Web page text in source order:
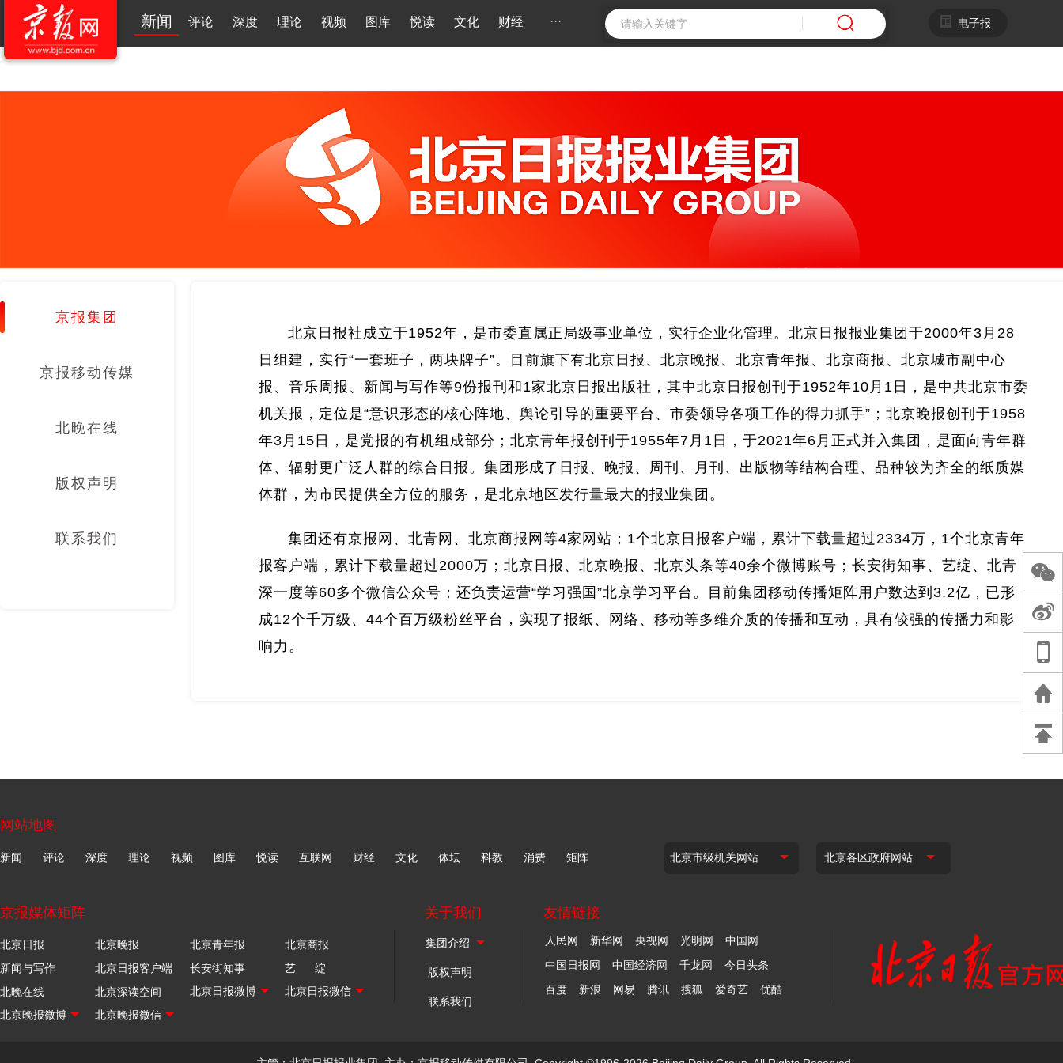
新闻 评论 深度 理论 视频 图库 悦读 文化 财经 ··· 电子报
京报集团
京报移动传媒
北晚在线
版权声明
联系我们
北京日报社成立于1952年，是市委直属正局级事业单位，实行企业化管理。北京日报报业集团于2000年3月28
日组建，实行“一套班子，两块牌子”。目前旗下有北京日报、北京晚报、北京青年报、北京商报、北京城市副中心
报、音乐周报、新闻与写作等9份报刊和1家北京日报出版社，其中北京日报创刊于1952年10月1日，是中共北京市委
机关报，定位是“意识形态的核心阵地、舆论引导的重要平台、市委领导各项工作的得力抓手”；北京晚报创刊于1958
年3月15日，是党报的有机组成部分；北京青年报创刊于1955年7月1日，于2021年6月正式并入集团，是面向青年群
体、辐射更广泛人群的综合日报。集团形成了日报、晚报、周刊、月刊、出版物等结构合理、品种较为齐全的纸质媒
体群，为市民提供全方位的服务，是北京地区发行量最大的报业集团。
集团还有京报网、北青网、北京商报网等4家网站；1个北京日报客户端，累计下载量超过2334万，1个北京青年
报客户端，累计下载量超过2000万；北京日报、北京晚报、北京头条等40余个微博账号；长安街知事、艺绽、北青
深一度等60多个微信公众号；还负责运营“学习强国”北京学习平台。目前集团移动传播矩阵用户数达到3.2亿，已形
成12个千万级、44个百万级粉丝平台，实现了报纸、网络、移动等多维介质的传播和互动，具有较强的传播力和影
响力。
网站地图
新闻 评论 深度 理论 视频 图库 悦读 互联网 财经 文化 体坛 科教 消费 矩阵
京报媒体矩阵
北京日报 北京晚报 北京青年报
北京商报
新闻与写作
北京日报客户端 长安街知事
艺 绽
北晚在线
北京深读空间
关于我们
版权声明
联系我们
友情链接
人民网 新华网 央视网 光明网
中国网
中国日报网
中国经济网 千龙网
今日头条
百度
新浪 网易 腾讯 搜狐 爱奇艺 优酷